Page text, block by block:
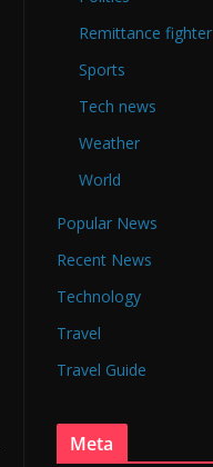
Remittance fighter
Sports
Tech news
Weather
World
Popular News
Recent News
Technology
Travel
Travel Guide
Meta